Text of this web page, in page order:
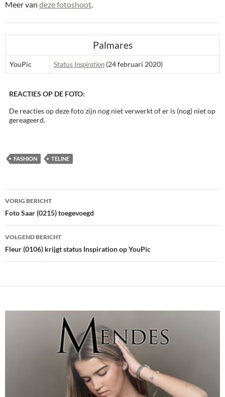
Meer van deze fotoshoot.
Palmares
YouPic Status Inspiration (24 februari 2020)
REACTIES OP DE FOTO:
De reacties op deze foto zijn nog niet verwerkt of er is (nog) niet op
gereageerd.
FASHION TELINE
Bericht
navigatie
VORIG BERICHT
Foto Saar (0215) toegevoegd
VOLGEND BERICHT
Fleur (0106) krijgt status Inspiration op YouPic